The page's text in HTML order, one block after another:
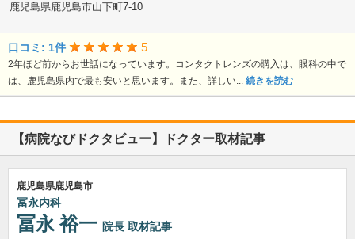
鹿児島県鹿児島市山下町7-10
口コミ: 1件 5
2年ほど前からお世話になっています。コンタクトレンズの購入は、眼科の中で
は、鹿児島県内で最も安いと思います。また、詳しい... 続きを読む
【病院なびドクタビュー】ドクター取材記事
鹿児島県鹿児島市
冨永内科
冨永 裕一 院長 取材記事